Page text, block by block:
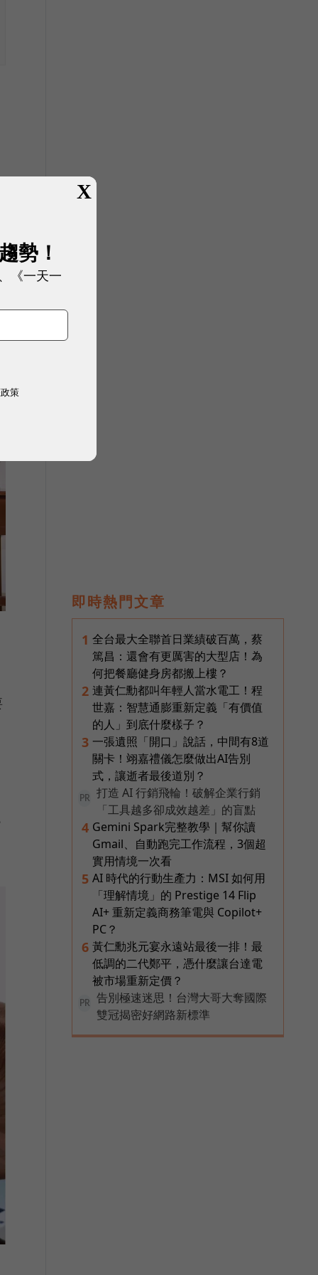
即時熱門文章
1 全台最大全聯首日業績破百萬，蔡
篤昌：還會有更厲害的大型店！為
何把餐廳健身房都搬上樓？
2 連黃仁勳都叫年輕人當水電工！程
世嘉：智慧通膨重新定義「有價值
的人」到底什麼樣子？
3 一張遺照「開口」說話，中間有8道
關卡！翊嘉禮儀怎麼做出AI告別
式，讓逝者最後道別？
PR
打造 AI 行銷飛輪！破解企業行銷
「工具越多卻成效越差」的盲點
4 Gemini Spark完整教學｜幫你讀
Gmail、自動跑完工作流程，3個超
實用情境一次看
5 AI 時代的行動生產力：MSI 如何用
「理解情境」的 Prestige 14 Flip
AI+ 重新定義商務筆電與 Copilot+
PC？
6 黃仁勳兆元宴永遠站最後一排！最
低調的二代鄭平，憑什麼讓台達電
被市場重新定價？
PR
告別極速迷思！台灣大哥大奪國際
雙冠揭密好網路新標準
X
勢！
《一天一
策